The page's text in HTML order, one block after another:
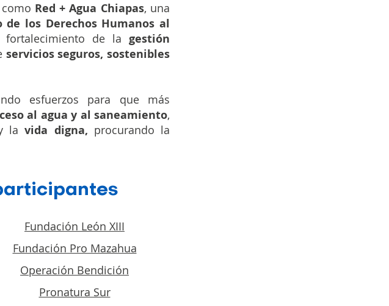
Red + Agua Chiapas, una
de los Derechos Humanos al
fortalecimiento de lagestión
servicios seguros, sostenibles
esfuerzos para que más
al agua y al saneamiento,
lavida digna, procurando la
Fundación León XIII
Fundación Pro Mazahua
Operación Bendición
Pronatura Sur